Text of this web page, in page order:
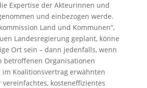
Expertise der Akteurinnen und
und einbezogen werde.
Land und Kommunen“,
Landesregierung geplant, könne
Ort sein – dann jedenfalls, wenn
betroffenen Organisationen
im Koalitionsvertrag erwähnten
vereinfachtes, kosteneffizientes